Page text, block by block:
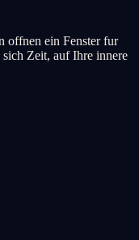
offnen ein Fenster fur
Zeit, auf Ihre innere